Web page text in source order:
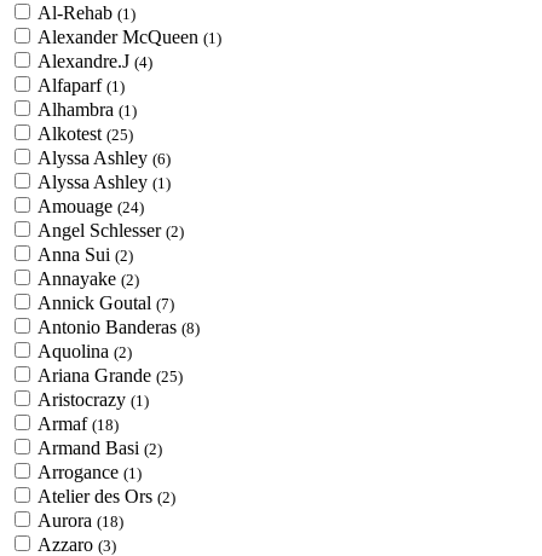
Al-Rehab (1)
Alexander McQueen (1)
Alexandre.J (4)
Alfaparf (1)
Alhambra (1)
Alkotest (25)
Alyssa Ashley (6)
Alyssa Ashley (1)
Amouage (24)
Angel Schlesser (2)
Anna Sui (2)
Annayake (2)
Annick Goutal (7)
Antonio Banderas (8)
Aquolina (2)
Ariana Grande (25)
Aristocrazy (1)
Armaf (18)
Armand Basi (2)
Arrogance (1)
Atelier des Ors (2)
Aurora (18)
Azzaro (3)